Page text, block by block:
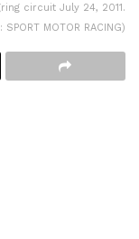
circuit July 24, 2011.
MOTOR RACING)